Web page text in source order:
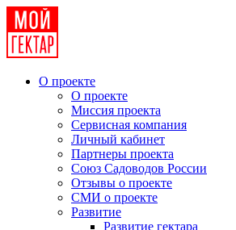
О проекте
О проекте
Миссия проекта
Сервисная компания
Личный кабинет
Партнеры проекта
Союз Садоводов России
Отзывы о проекте
СМИ о проекте
Развитие
Развитие гектара